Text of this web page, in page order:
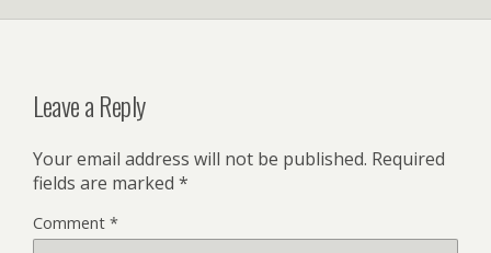
Leave a Reply
Your email address will not be published. Required
fields are marked *
Comment *